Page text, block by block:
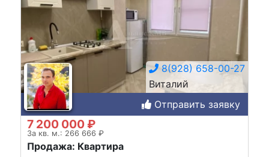
8(928) 658-00-27
Виталий
Отправить заявку
7 200 000 ₽
За кв. м.: 266 666 ₽
Продажа: Квартира